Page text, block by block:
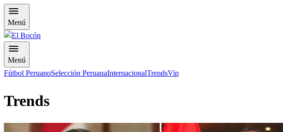
Menú
Menú
Fútbol PeruanoSelección PeruanaInternacionalTrendsVip
Trends